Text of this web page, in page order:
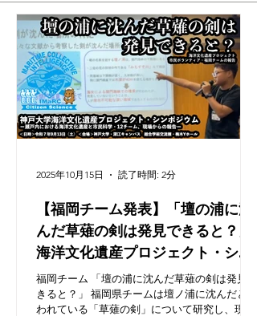
【福岡チーム発表】「壇の浦に沈
んだ草薙の剣は発見できると？」
海洋文化遺産プロジェクト・シン
ポジウム アーカイブ（令和7年9
月13日開催）
福岡チーム 「壇の浦に沈んだ草薙の剣は発見で
きると？」 福岡県チームは壇ノ浦に沈んだと言
われている「草薙の剣」について研究し、現段
2025年10月15日 読了時間: 2分